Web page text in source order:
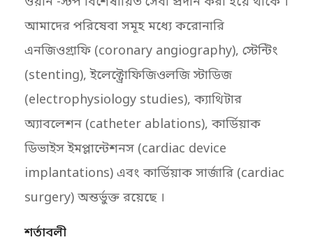
আমাদের পরিষেবা সমূহ মধ্যে করোনারি
এনজিওগ্রাফি (coronary angiography), স্টেন্টিং
(stenting), ইলেক্ট্রোফিজিওলজি স্টাডিজ
(electrophysiology studies), ক্যাথিটার
অ্যাবলেশন (catheter ablations), কার্ডিয়াক
ডিভাইস ইমপ্লান্টেশনস (cardiac device
implantations) এবং কার্ডিয়াক সার্জারি (cardiac
surgery) অন্তর্ভুক্ত রয়েছে ।
শর্তাবলী